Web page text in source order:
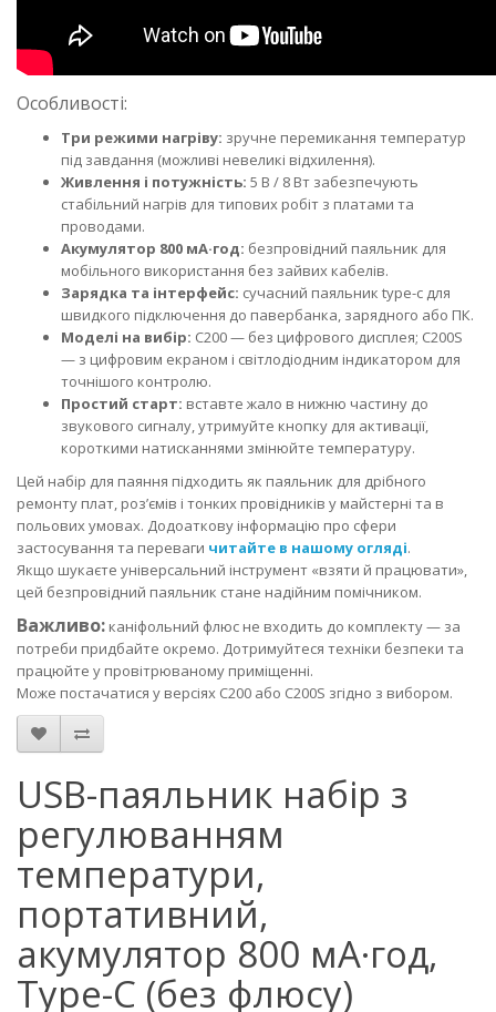
Особливості:
Три режими нагріву: зручне перемикання температур
під завдання (можливі невеликі відхилення).
Живлення і потужність: 5 В / 8 Вт забезпечують
стабільний нагрів для типових робіт з платами та
проводами.
Акумулятор 800 мА·год: безпровідний паяльник для
мобільного використання без зайвих кабелів.
Зарядка та інтерфейс: сучасний паяльник type-c для
швидкого підключення до павербанка, зарядного або ПК.
Моделі на вибір: C200 — без цифрового дисплея; C200S
— з цифровим екраном і світлодіодним індикатором для
точнішого контролю.
Простий старт: вставте жало в нижню частину до
звукового сигналу, утримуйте кнопку для активації,
короткими натисканнями змінюйте температуру.
Цей набір для паяння підходить як паяльник для дрібного
ремонту плат, роз’ємів і тонких провідників у майстерні та в
польових умовах. Додоаткову інформацію про сфери
застосування та переваги читайте в нашому огляді.
Якщо шукаєте універсальний інструмент «взяти й працювати»,
цей безпровідний паяльник стане надійним помічником.
Важливо: каніфольний флюс не входить до комплекту — за
потреби придбайте окремо. Дотримуйтеся техніки безпеки та
працюйте у провітрюваному приміщенні.
Може постачатися у версіях C200 або C200S згідно з вибором.
USB-паяльник набір з
регулюванням
температури,
портативний,
акумулятор 800 мА·год,
Type-C (без флюсу)